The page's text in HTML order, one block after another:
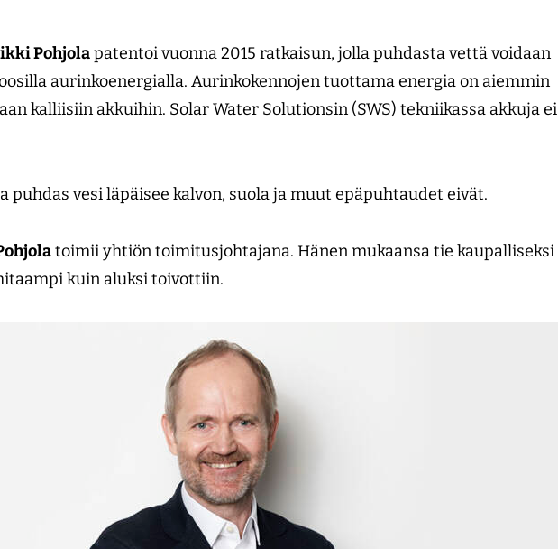
Pohjolapatentoi vuonna 2015 ratkaisun, jolla puhdasta vettä voidaan
aurinkoenergialla. Aurinkokennojen tuottama energia on aiemmin
kalliisiin akkuihin. Solar Water Solutionsin (SWS) tekniikassa akkuja ei
puhdas vesi läpäisee kalvon, suola ja muut epäpuhtaudet eivät.
toimii yhtiön toimitusjohtajana. Hänen mukaansa tie kaupalliseksi
kuin aluksi toivottiin.